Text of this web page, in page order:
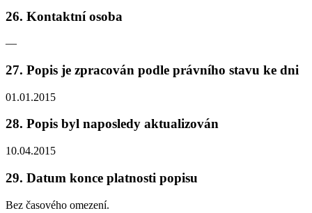
26. Kontaktní osoba
—
27. Popis je zpracován podle právního stavu ke dni
01.01.2015
28. Popis byl naposledy aktualizován
10.04.2015
29. Datum konce platnosti popisu
Bez časového omezení.